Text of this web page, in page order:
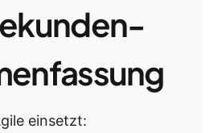
einsetzt: